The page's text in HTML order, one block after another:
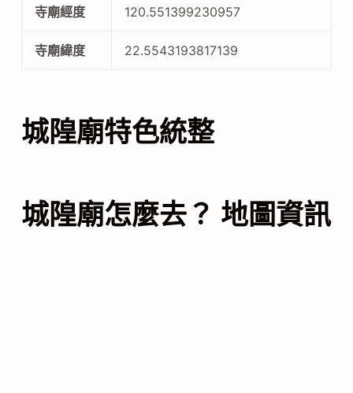
寺廟經度 120.551399230957
寺廟緯度 22.5543193817139
城隍廟特色統整
城隍廟怎麼去？ 地圖資訊